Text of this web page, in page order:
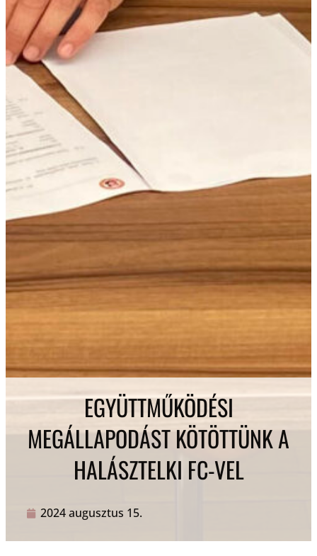
EGYÜTTMŰKÖDÉSI
MEGÁLLAPODÁST KÖTÖTTÜNK A
HALÁSZTELKI FC-VEL
2024 augusztus 15.